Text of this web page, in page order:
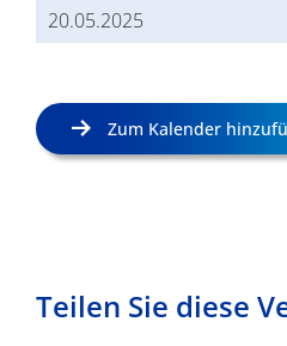
20.05.2025
Zum Kalender
Teilen Sie diese